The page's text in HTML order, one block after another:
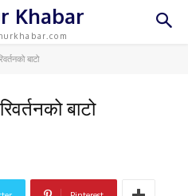
Khabar
बाटो
बाटो